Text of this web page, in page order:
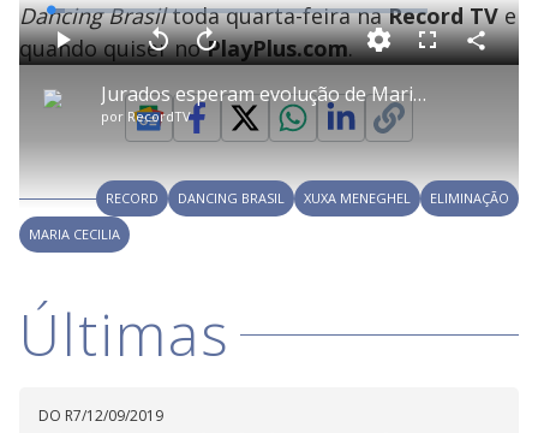
Dancing Brasiltoda quarta-feira naRecord TVe
quando quiser noPlayPlus.com.
P
l
a
y
Jurados esperam evolução de Maria Cecília
por RecordTV
P V
t
a
r
1
0
g
u
n
d
A
n
ç
a
1
e
g
u
n
L
o
a
d
e
3
.
F C
o
a
RECORD DANCING BRASIL XUXA MENEGHEL
ELIMINAÇÃO
MARIA CECILIA
Últimas
DO R7/12/09/2019